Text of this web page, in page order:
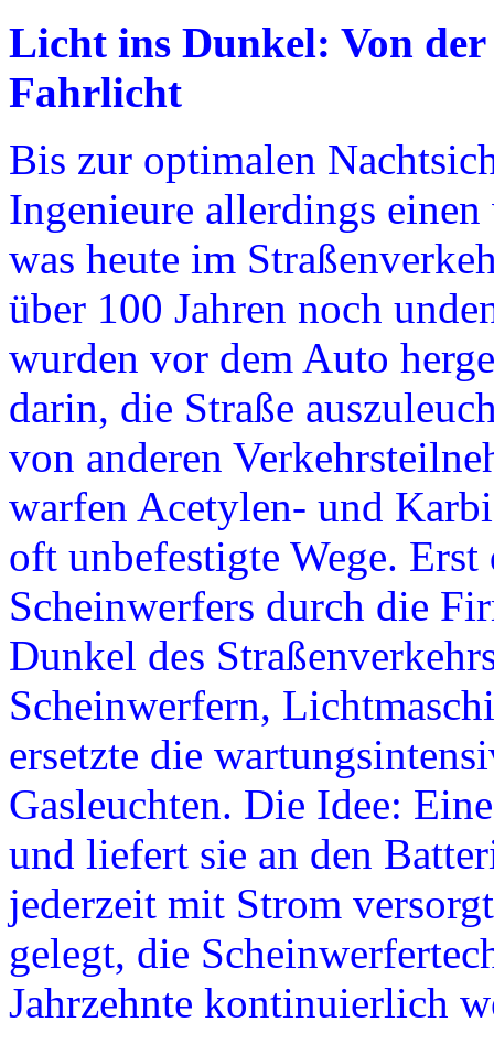
Licht ins Dunkel: Von
Fahrlicht
Bis zur optimalen
Ingenieure allerdings
was heute im
über 100 Jahren noch
wurden vor dem Auto
darin, die Straße
von anderen
warfen Acetylen- und
oft unbefestigte Wege.
Scheinwerfers durch die
Dunkel des
Scheinwerfern,
ersetzte die
Gasleuchten. Die Idee:
und liefert sie an den
jederzeit mit Strom
gelegt, die
Jahrzehnte kontinuierlich